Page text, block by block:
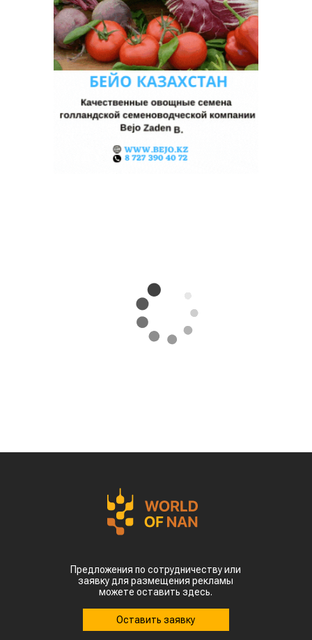
Предложения по сотрудничеству или
заявку для размещения рекламы
можете оставить здесь.
Оставить заявку